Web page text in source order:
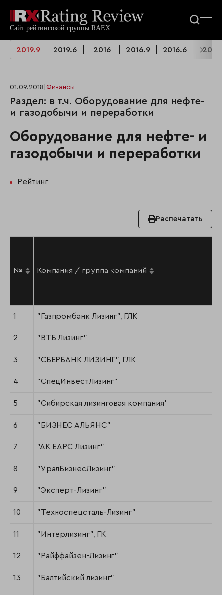
2019.9 2019.6 2016 2016.9 2016.6 2015
01.09.2018 Финансы
Раздел: в т.ч. Оборудование для нефте-
и газодобычи и переработки
Оборудование для нефте- и
газодобычи и переработки
Рейтинг
Распечатать
№ Компания / группа компаний
1 "Газпромбанк Лизинг", ГЛК
2 "ВТБ Лизинг"
3 "СБЕРБАНК ЛИЗИНГ", ГЛК
4 "СпецИнвестЛизинг"
5 "Сибирская лизинговая компания"
6 "БИЗНЕС АЛЬЯНС"
7 "АК БАРС Лизинг"
8 "УралБизнесЛизинг"
9 "Эксперт-Лизинг"
10 "Техноспецсталь-Лизинг"
11 "Интерлизинг", ГК
12 "Райффайзен-Лизинг"
13 "Балтийский лизинг"